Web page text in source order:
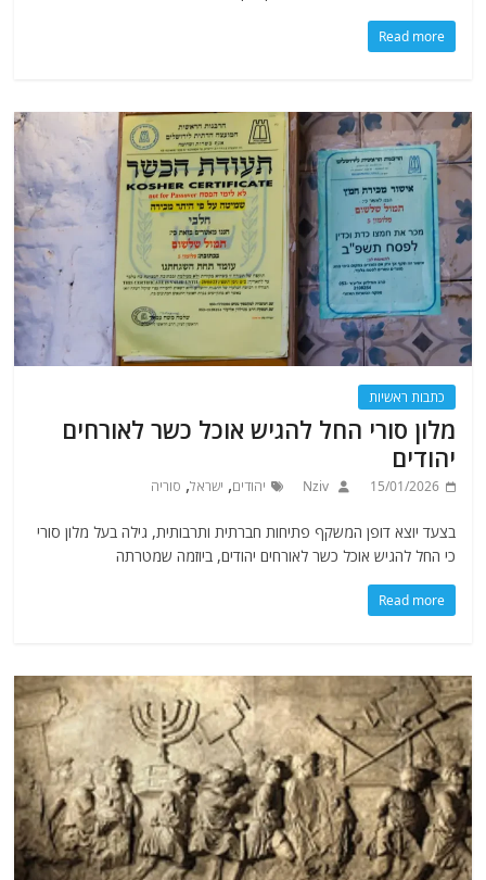
Read more
כתבות ראשיות
מלון סורי החל להגיש אוכל כשר לאורחים
יהודים
15/01/2026
Nziv יהודים, ישראל, סוריה
בצעד יוצא דופן המשקף פתיחות חברתית ותרבותית, גילה בעל מלון סורי
כי החל להגיש אוכל כשר לאורחים יהודים, ביוזמה שמטרתה
Read more